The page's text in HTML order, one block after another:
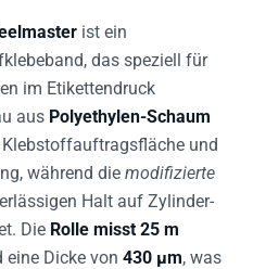
ist ein
das speziell für
im Etikettendruck
aus Polyethylen-Schaum
und
während die modifizierte
Halt auf Zylinder-
Die Rolle misst 25 m
eine Dicke von 430 µm, was